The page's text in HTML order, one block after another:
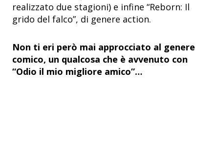
realizzato due stagioni) e infine “Reborn: Il
grido del falco”, di genere action.
Non ti eri però mai approcciato al genere
comico, un qualcosa che è avvenuto con
“Odio il mio migliore amico”…